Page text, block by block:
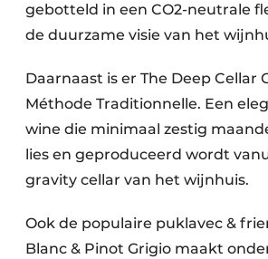
gebotteld in een CO2-neutrale
de duurzame visie van het
Daarnaast is er The Deep Cellar
Méthode Traditionnelle. Een
wine die minimaal zestig
lies en geproduceerd wordt
gravity cellar van het wijnhuis.
Ook de populaire puklavec &
Blanc & Pinot Grigio maakt